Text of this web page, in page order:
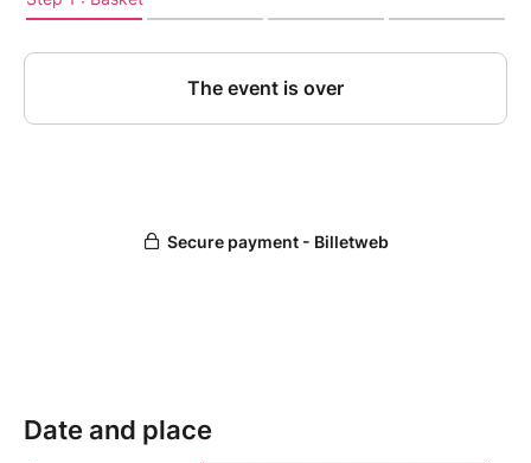
Date and place